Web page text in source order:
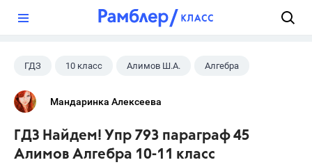
ГДЗ 10 класс Алимов Ш.А. Алгебра
Мандаринка Алексеева
ГДЗ Найдем! Упр 793 параграф 45
Алимов Алгебра 10-11 класс